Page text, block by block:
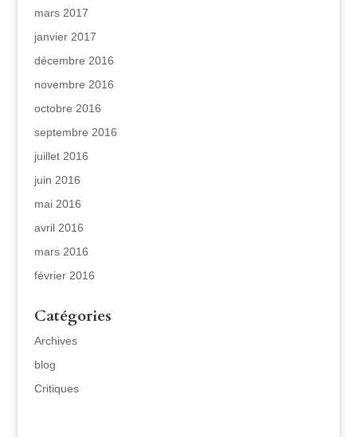
mars 2017
janvier 2017
décembre 2016
novembre 2016
octobre 2016
septembre 2016
juillet 2016
juin 2016
mai 2016
avril 2016
mars 2016
février 2016
Catégories
Archives
blog
Critiques